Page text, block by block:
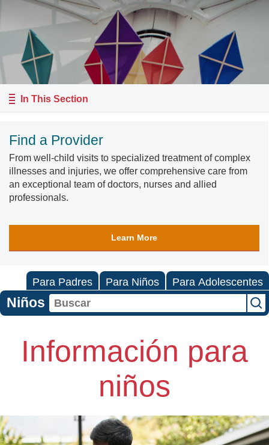
In This Section
Find a Provider
From well-child visits to specialized treatment of complex
illnesses and injuries, we offer comprehensive care from
an exceptional team of doctors, nurses and allied
professionals.
Learn More
Para Padres Para Niños Para Adolescentes
Niños
Información para
niños